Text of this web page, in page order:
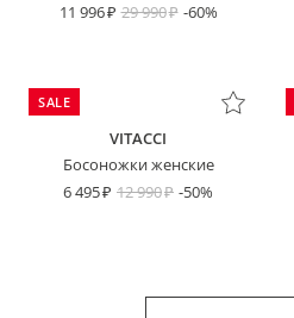
11 996
29 990 -60%
SALE
VITACCI
Босоножки женские
6 495
12 990 -50%